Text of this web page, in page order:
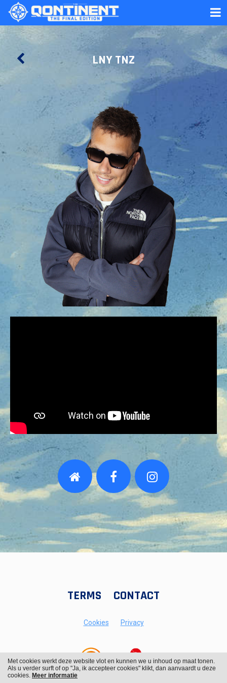
LNY TNZ
TERMS CONTACT
Cookies Privacy
Met cookies werkt deze website vlot en kunnen we u inhoud op maat tonen.
Als u verder surft of op "Ja, ik accepteer cookies" klikt, dan aanvaardt u deze
cookies. Meer informatie